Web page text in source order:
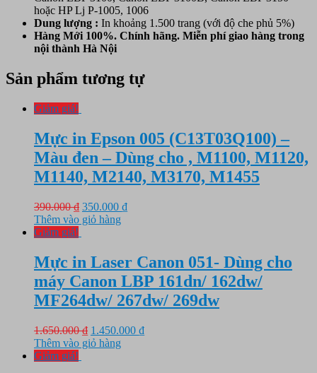
hoặc HP Lj P-1005, 1006
Dung lượng : In khoảng 1.500 trang (với độ che phủ 5%)
Hàng Mới 100%. Chính hãng. Miễn phí giao hàng trong
nội thành Hà Nội
Sản phẩm tương tự
Giảm giá!
Mực in Epson 005 (C13T03Q100) –
Màu đen – Dùng cho , M1100, M1120,
M1140, M2140, M3170, M1455
390.000₫ Giá
gốc
350.000 ₫Giá
350.000 ₫.
Thêm vào giỏ hàng
Giảm giá!
Mực in Laser Canon 051- Dùng cho
máy Canon LBP 161dn/ 162dw/
MF264dw/ 267dw/ 269dw
1.650.000₫ Giá
gốc
1.450.000 ₫Giá
Thêm vào giỏ hàng
Giảm giá!